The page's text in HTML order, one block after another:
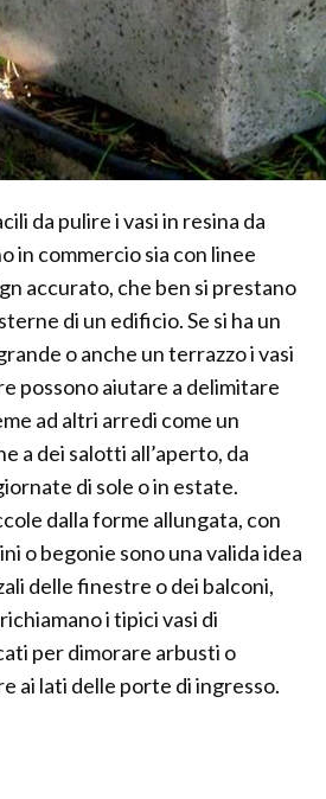
da pulire i vasi in resina da
in commercio sia con linee
accurato, che ben si prestano
di un edificio. Se si ha un
o anche un terrazzo i vasi
possono aiutare a delimitare
ad altri arredi come un
a dei salotti all’aperto, da
di sole o in estate.
dalla forme allungata, con
o begonie sono una valida idea
delle finestre o dei balconi,
i tipici vasi di
per dimorare arbusti o
ai lati delle porte di ingresso.